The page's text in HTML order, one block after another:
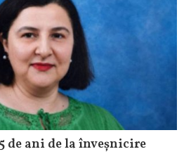
de ani de la înveșnicire